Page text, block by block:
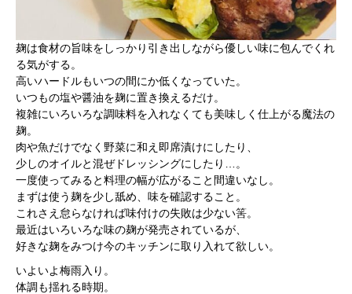
麹は食材の旨味をしっかり引き出しながら優しい味に包んでくれ
る気がする。
高いハードルもいつの間にか低くなっていた。
いつもの塩や醤油を麹に置き換えるだけ。
複雑にいろいろな調味料を入れなくても美味しく仕上がる魔法の
麹。
肉や魚だけでなく野菜に和え即席漬けにしたり、
少しのオイルと混ぜドレッシングにしたり…。
一度使ってみると料理の幅が広がること間違いなし。
まずは使う麹を少し舐め、味を確認すること。
これさえ怠らなければ味付けの失敗は少ない筈。
最近はいろいろな味の麹が発売されているが、
好きな麹をみつけ今のキッチンに取り入れて欲しい。
いよいよ梅雨入り。
体調も揺れる時期。